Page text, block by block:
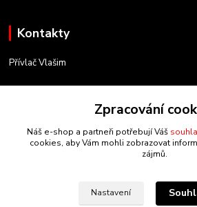
Kontakty
Přívlač Vlašim
734 754 584
info@privlacvlasim.cz
Zpracování
Náš e-shop a partneři potřebují Váš
cookies, aby Vám mohli zobrazovat
zájmů.
Nastavení